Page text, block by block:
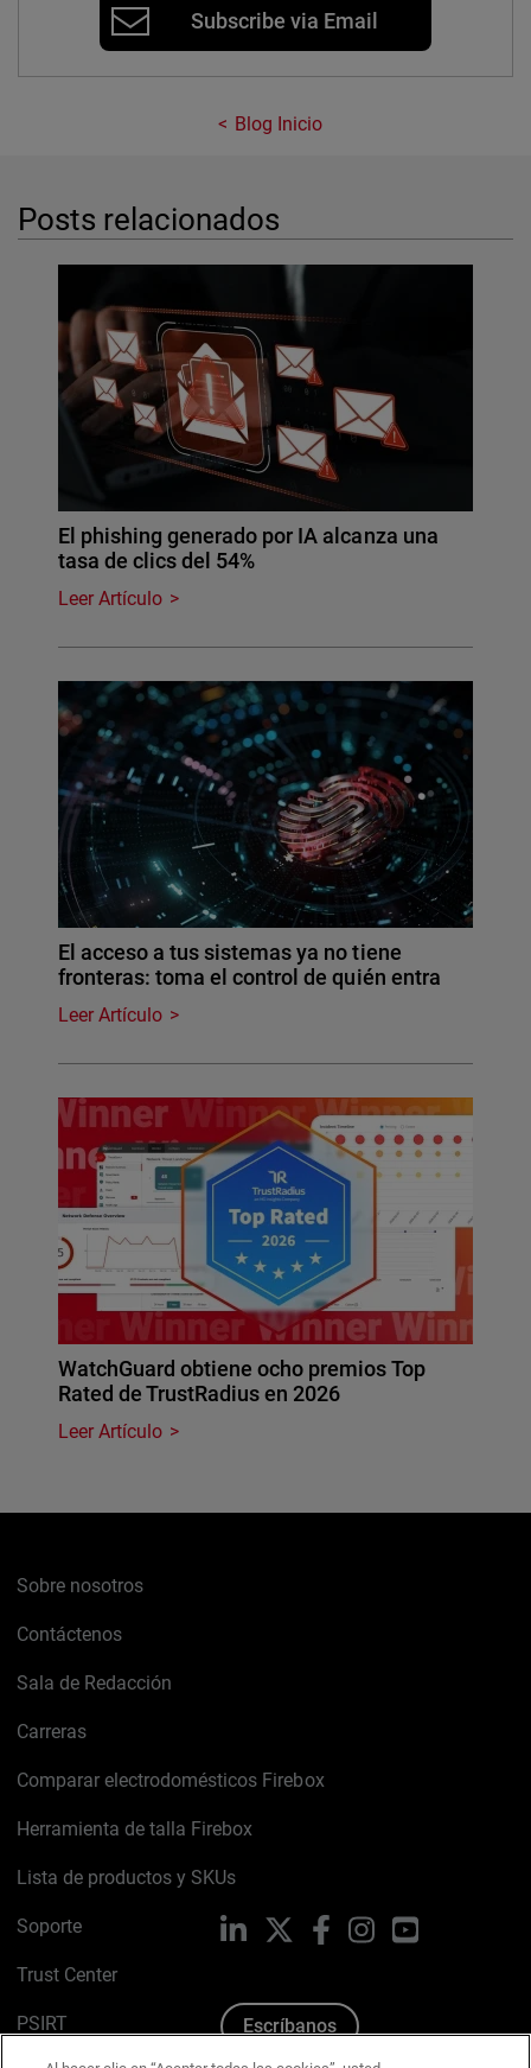
Subscribe via Email
Blog Inicio
Posts relacionados
El phishing generado por IA alcanza una
tasa de clics del 54%
Leer Artículo
El acceso a tus sistemas ya no tiene
fronteras: toma el control de quién entra
Leer Artículo
WatchGuard obtiene ocho premios Top
Rated de TrustRadius en 2026
Leer Artículo
Sobre nosotros
Contáctenos
Sala de Redacción
Carreras
Comparar electrodomésticos Firebox
Herramienta de talla Firebox
Lista de productos y SKUs
Soporte
Trust Center
PSIRT
LinkedIn FacebookInstagramYouTube
Escríbanos